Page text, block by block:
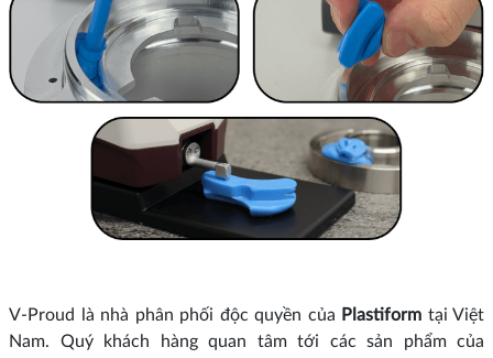
V-Proud là nhà phân phối độc quyền của Plastiform tại Việt
Nam. Quý khách hàng quan tâm tới các sản phẩm của